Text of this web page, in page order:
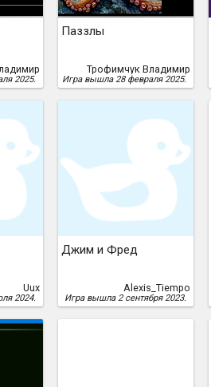
2025.
Паззлы
Трофимчук Владимир
Игра вышла 28 февраля 2025.
Uux
2024.
Джим и Фред
Alexis_Tiempo
Игра вышла 2 сентября 2023.